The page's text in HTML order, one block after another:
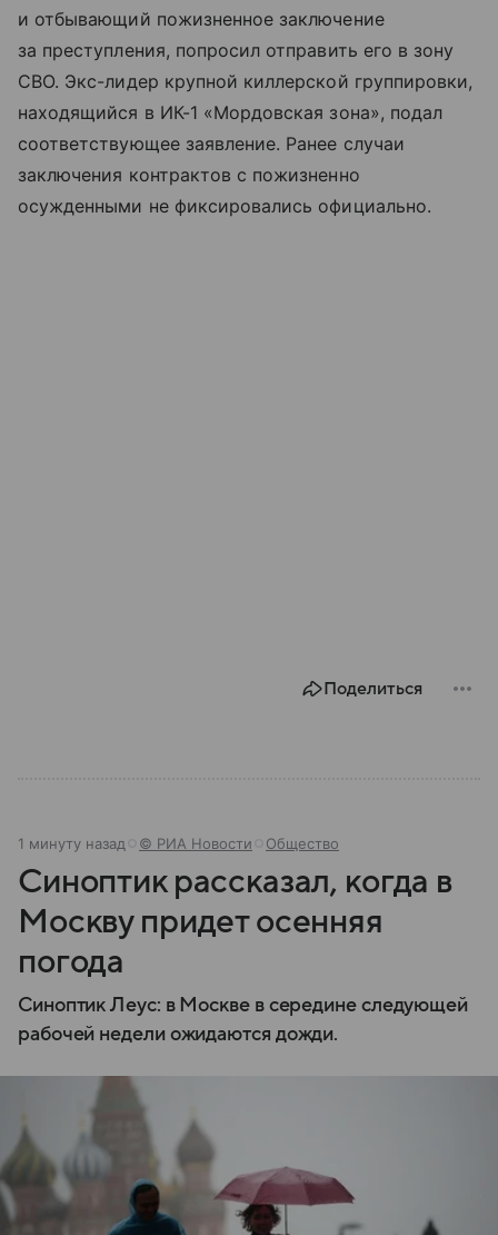
и отбывающий пожизненное заключение
за преступления, попросил отправить его в зону
СВО. Экс-лидер крупной киллерской группировки,
находящийся в ИК-1 «Мордовская зона», подал
соответствующее заявление. Ранее случаи
заключения контрактов с пожизненно
осужденными не фиксировались официально.
Поделиться
1 минуту назад © РИА Новости Общество
Синоптик рассказал, когда в
Москву придет осенняя
погода
Синоптик Леус: в Москве в середине следующей
рабочей недели ожидаются дожди.